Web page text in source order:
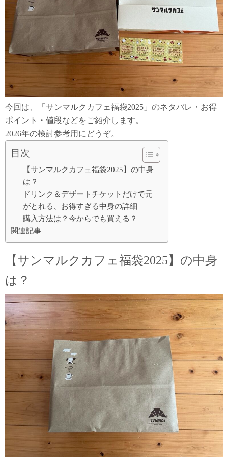
今回は、「サンマルクカフェ福袋2025」のネタバレ・お得
ポイント・値段などをご紹介します。
2026年の検討参考用にどうぞ。
目次
【サンマルクカフェ福袋2025】の中身
は？
ドリンク＆デザートチケットだけで元
がとれる、お得すぎる中身の詳細
購入方法は？今からでも買える？
関連記事
【サンマルクカフェ福袋2025】の中身
は？